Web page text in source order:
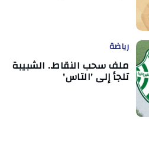
رياضة
ملف سحب النقاط.. الشبيبة
تلجأ إلى 'التاس'